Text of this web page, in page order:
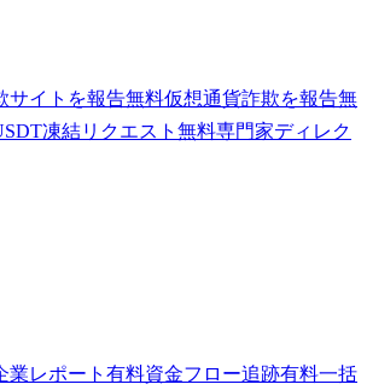
サイトを報告無料仮想通貨詐欺を報告無
凍結リクエスト 無料専門家ディレク
業レポート 有料資金フロー追跡有料一括